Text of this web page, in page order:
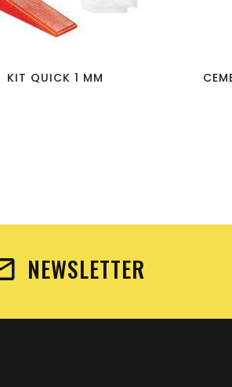
favorite_border visibility
KIT QUICK 1 MM
NEWSLETTER